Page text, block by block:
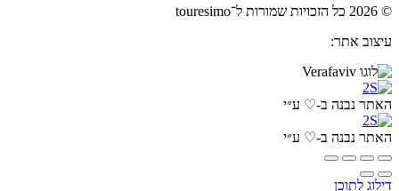
© 2026 כל הזכויות שמורות ל־touresimo
עיצוב אתר:
האתר נבנה ב-♡ ע״י
האתר נבנה ב-♡ ע״י
דילוג לתוכן